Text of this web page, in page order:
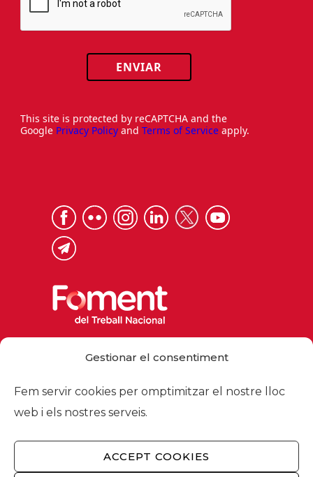
Gestionar el consentiment
Fem servir cookies per omptimitzar el nostre lloc
web i els nostres serveis.
ACCEPT COOKIES
ENVIAR
This site is protected by reCAPTCHA and the
Google Privacy Policy and Terms of Service apply.
foment@foment.com
© 2026 - Foment del Treball Nacional